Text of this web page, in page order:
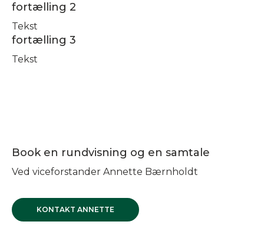
fortælling 2
Tekst
fortælling 3
Tekst
Book en rundvisning og en samtale
Ved viceforstander Annette Bærnholdt
KONTAKT ANNETTE